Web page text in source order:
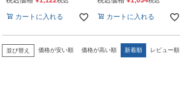
カートに入れる カートに入れる
並び替え 価格が安い順 価格が高い順 新着順 レビュー順